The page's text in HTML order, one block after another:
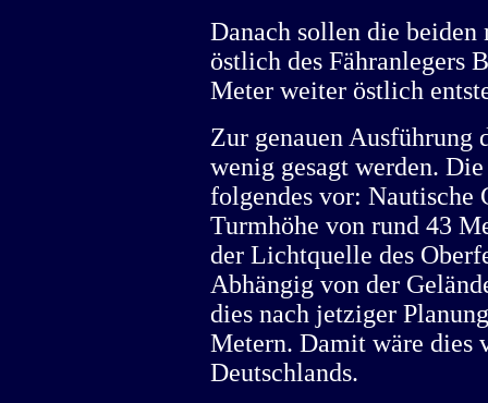
Danach sollen die
östlich des Fähranlegers
Meter weiter östlich
Zur genauen Ausführung
wenig gesagt werden.
folgendes vor: Nautische
Turmhöhe von rund 43
der Lichtquelle des
Abhängig von der
dies nach jetziger
Metern. Damit wäre dies
Deutschlands.